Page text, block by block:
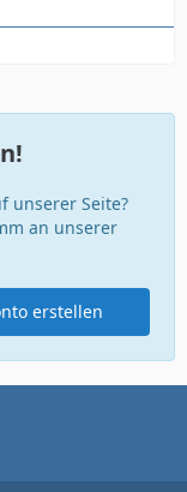
unserer Seite?
an unserer
erstellen